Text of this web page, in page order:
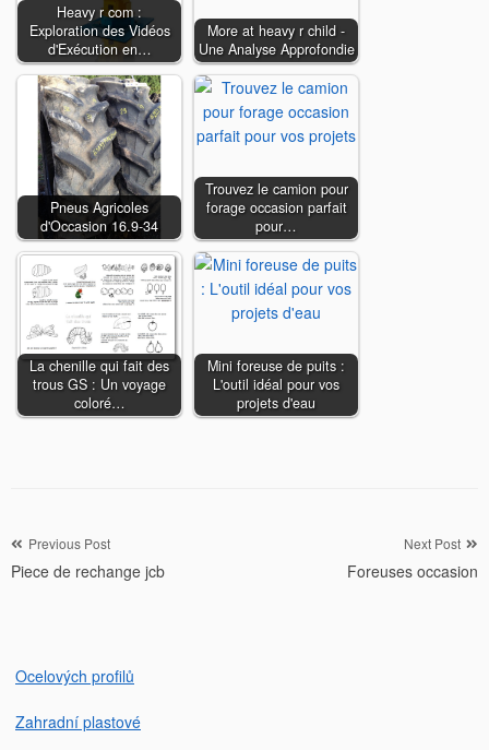
Heavy r com :
Exploration des Vidéos
d'Exécution en…
More at heavy r child -
Une Analyse Approfondie
Pneus Agricoles
d'Occasion 16.9-34
Trouvez le camion pour
forage occasion parfait
pour…
La chenille qui fait des
trous GS : Un voyage
coloré…
Mini foreuse de puits :
L'outil idéal pour vos
projets d'eau
Navigation
de
Previous Post
Piece de rechange jcb
Next Post
Foreuses occasion
Ocelových profilů
Zahradní plastové